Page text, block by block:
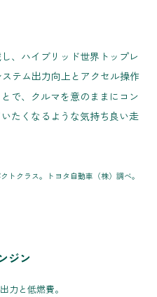
、ハイブリッド世界トップレ
テム出力向上とアクセル操作
で、クルマを意のままにコン
たくなるような気持ち良い走
トクラス。トヨタ自動車（株）調べ。
ジン
力と低燃費。